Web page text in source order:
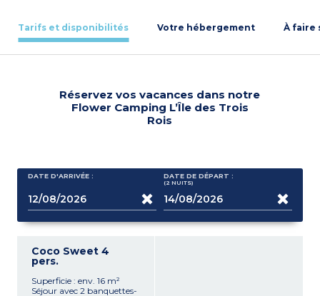
Tarifs et disponibilités Votre hébergement À faire
Réservez vos vacances dans notre
Flower Camping L’Île des Trois
Rois
DATE D'ARRIVÉE : DATE DE DÉPART :
(2 NUITS)
Coco Sweet 4
pers.
Superficie : env. 16 m²
Séjour avec 2 banquettes-